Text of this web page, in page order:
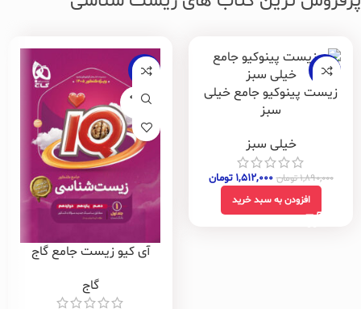
-20%
زیست پینوکیو جامع خیلی
سبز
خیلی سبز
۱,۸۹۰,۰۰۰تومان ۱,۵۱۲,۰۰۰ تومان
افزودن به سبد خرید
-20%
فروخته
آی کیو زیست جامع گاج
گاج